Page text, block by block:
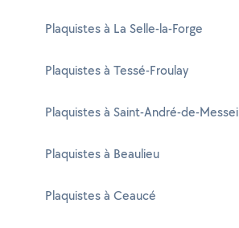
Plaquistes à La Selle-la-Forge
Plaquistes à Tessé-Froulay
Plaquistes à Saint-André-de-Messei
Plaquistes à Beaulieu
Plaquistes à Ceaucé